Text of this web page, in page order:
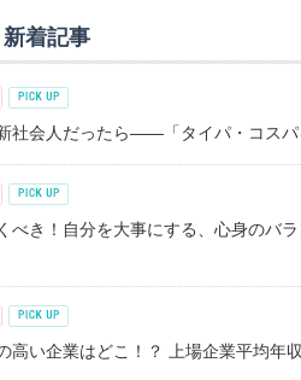
新着記事
社会人だったら――「タイパ・コスパ
べき！自分を大事にする、心身のバ
高い企業はどこ！？ 上場企業平均年